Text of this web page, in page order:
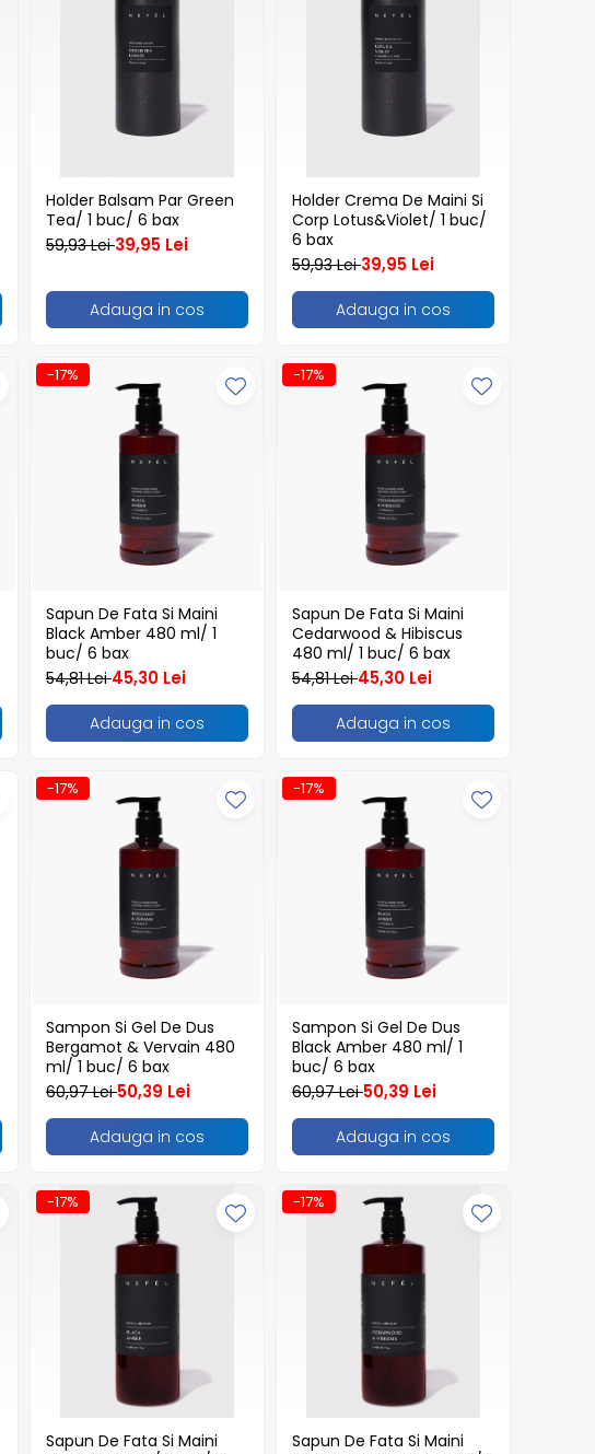
Holder Balsam Par Green
Tea/ 1 buc/ 6 bax
59,93 Lei39,95 Lei
Adauga in cos
Holder Crema De Maini Si
Corp Lotus&Violet/ 1 buc/
6 bax
59,93 Lei39,95 Lei
Adauga in cos
-17%
Sapun De Fata Si Maini
Black Amber 480 ml/ 1
buc/ 6 bax
54,81 Lei45,30 Lei
Adauga in cos
-17%
Sapun De Fata Si Maini
Cedarwood & Hibiscus
480 ml/ 1 buc/ 6 bax
54,81 Lei45,30 Lei
Adauga in cos
-17%
Sampon Si Gel De Dus
Bergamot & Vervain 480
ml/ 1 buc/ 6 bax
60,97 Lei50,39 Lei
Adauga in cos
-17%
Sampon Si Gel De Dus
Black Amber 480 ml/ 1
buc/ 6 bax
60,97 Lei50,39 Lei
Adauga in cos
-17%
Sapun De Fata Si Maini
-17%
Sapun De Fata Si Maini